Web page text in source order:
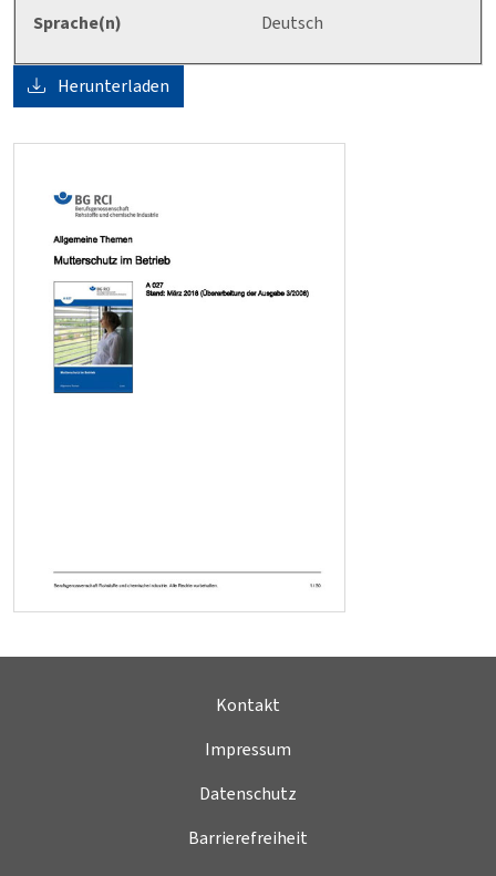
Sprache(n)
Deutsch
Herunterladen
Kontakt
Impressum
Datenschutz
Barrierefreiheit